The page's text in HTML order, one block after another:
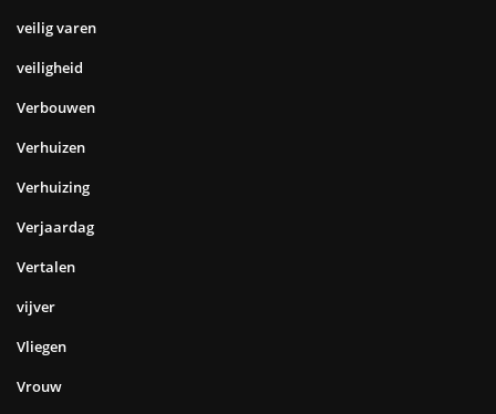
veilig varen
veiligheid
Verbouwen
Verhuizen
Verhuizing
Verjaardag
Vertalen
vijver
Vliegen
Vrouw